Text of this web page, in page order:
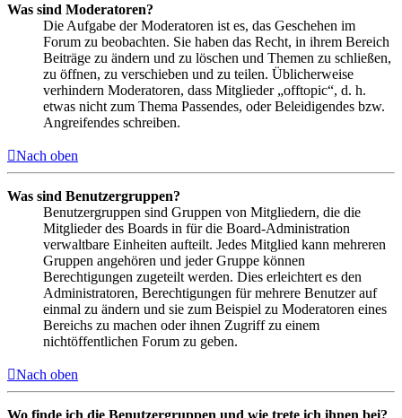
Was sind Moderatoren?
Die Aufgabe der Moderatoren ist es, das Geschehen im
Forum zu beobachten. Sie haben das Recht, in ihrem Bereich
Beiträge zu ändern und zu löschen und Themen zu schließen,
zu öffnen, zu verschieben und zu teilen. Üblicherweise
verhindern Moderatoren, dass Mitglieder „offtopic“, d. h.
etwas nicht zum Thema Passendes, oder Beleidigendes bzw.
Angreifendes schreiben.
Nach oben
Was sind Benutzergruppen?
Benutzergruppen sind Gruppen von Mitgliedern, die die
Mitglieder des Boards in für die Board-Administration
verwaltbare Einheiten aufteilt. Jedes Mitglied kann mehreren
Gruppen angehören und jeder Gruppe können
Berechtigungen zugeteilt werden. Dies erleichtert es den
Administratoren, Berechtigungen für mehrere Benutzer auf
einmal zu ändern und sie zum Beispiel zu Moderatoren eines
Bereichs zu machen oder ihnen Zugriff zu einem
nichtöffentlichen Forum zu geben.
Nach oben
Wo finde ich die Benutzergruppen und wie trete ich ihnen bei?